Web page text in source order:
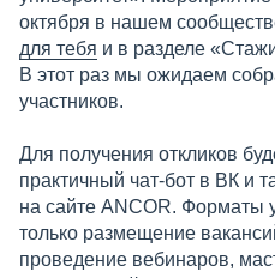
октября в нашем
для тебя и в разделе
В этот раз мы ожидаем
участников.
Для получения откликов
практичный чат-бот в ВК и
на сайте ANCOR. Форматы
только размещение
проведение вебинаров,